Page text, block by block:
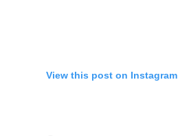
View this post on Instagram